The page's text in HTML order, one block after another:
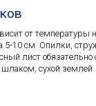
от температуры
5-10 см. Опилки,
лист обязательно
сухой землей